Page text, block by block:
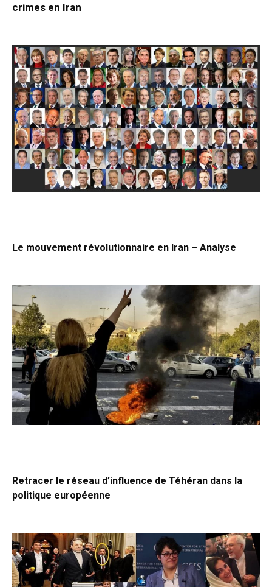
crimes en Iran
Le mouvement révolutionnaire en Iran – Analyse
Retracer le réseau d’influence de Téhéran dans la
politique européenne